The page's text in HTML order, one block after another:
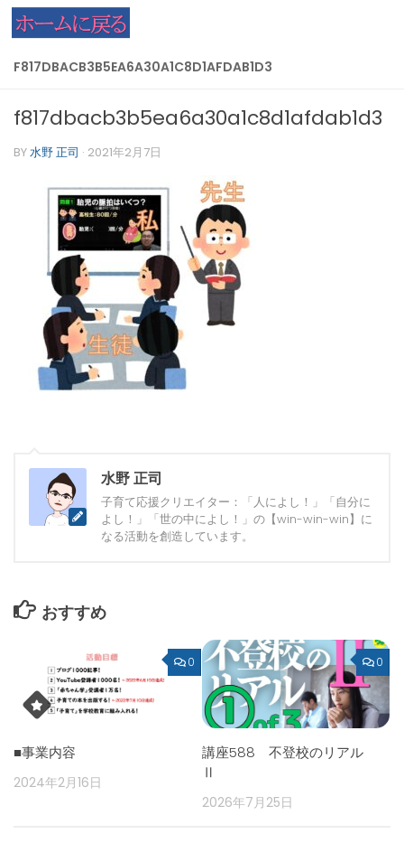
コンテンツへスキップ
F817DBACB3B5EA6A30A1C8D1AFDAB1D3
f817dbacb3b5ea6a30a1c8d1afdab1d3
BY水野 正司 · 2021年2月7日
水野 正司
子育て応援クリエイター：「人によし！」「自分に
よし！」「世の中によし！」の【win-win-win】に
なる活動を創造しています。
おすすめ
0
■事業内容
2024年2月16日
0
講座588 不登校のリアル
Ⅱ
2026年7月25日